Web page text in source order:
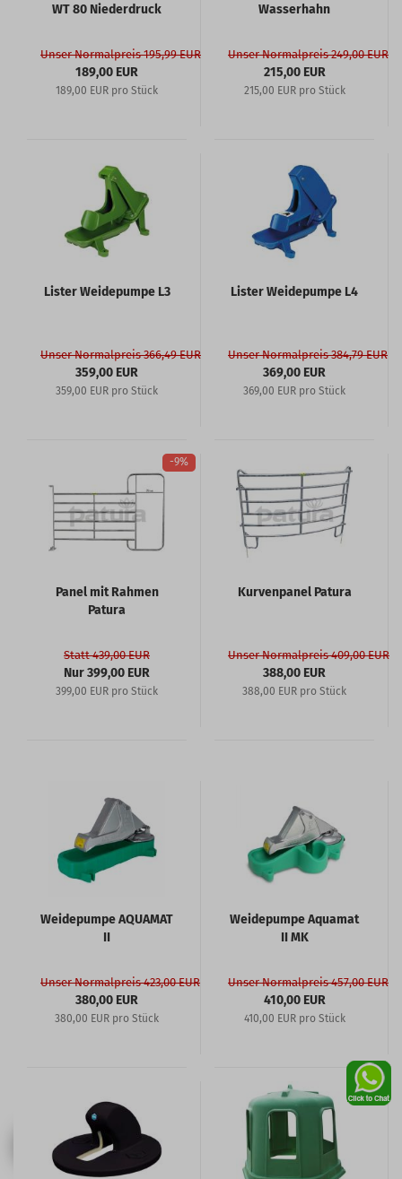
WT 80 Niederdruck
Unser Normalpreis 195,99 EUR
189,00 EUR
189,00 EUR pro Stück
Wasserhahn
Unser Normalpreis 249,00 EUR
215,00 EUR
215,00 EUR pro Stück
Lister Weidepumpe L3
Unser Normalpreis 366,49 EUR
359,00 EUR
359,00 EUR pro Stück
Lister Weidepumpe L4
Unser Normalpreis 384,79 EUR
369,00 EUR
369,00 EUR pro Stück
-9%
Panel mit Rahmen
Patura
Statt 439,00 EUR
Nur 399,00 EUR
399,00 EUR pro Stück
Kurvenpanel Patura
Unser Normalpreis 409,00 EUR
388,00 EUR
388,00 EUR pro Stück
Weidepumpe AQUAMAT
II
Unser Normalpreis 423,00 EUR
380,00 EUR
380,00 EUR pro Stück
Weidepumpe Aquamat
II MK
Unser Normalpreis 457,00 EUR
410,00 EUR
410,00 EUR pro Stück
-17%